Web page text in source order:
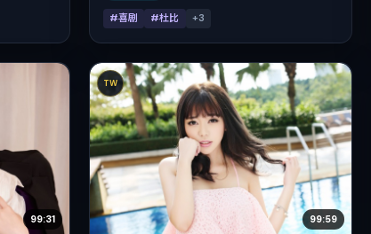
#喜剧 #杜比 +3
99:31
TW
99:59